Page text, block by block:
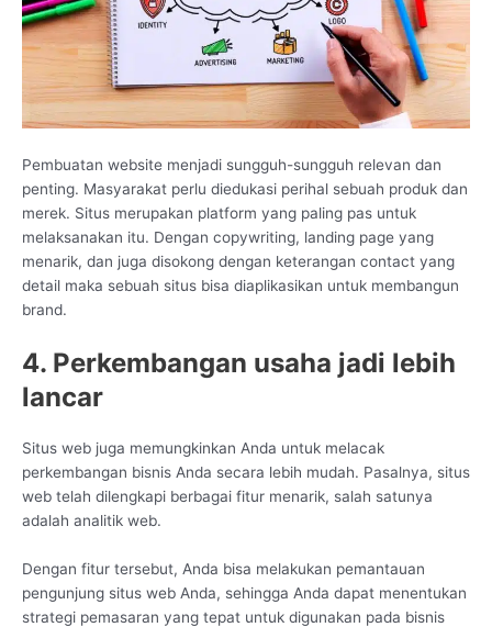
Pembuatan website menjadi sungguh-sungguh relevan dan
penting. Masyarakat perlu diedukasi perihal sebuah produk dan
merek. Situs merupakan platform yang paling pas untuk
melaksanakan itu. Dengan copywriting, landing page yang
menarik, dan juga disokong dengan keterangan contact yang
detail maka sebuah situs bisa diaplikasikan untuk membangun
brand.
4. Perkembangan usaha jadi lebih
lancar
Situs web juga memungkinkan Anda untuk melacak
perkembangan bisnis Anda secara lebih mudah. Pasalnya, situs
web telah dilengkapi berbagai fitur menarik, salah satunya
adalah analitik web.
Dengan fitur tersebut, Anda bisa melakukan pemantauan
pengunjung situs web Anda, sehingga Anda dapat menentukan
strategi pemasaran yang tepat untuk digunakan pada bisnis